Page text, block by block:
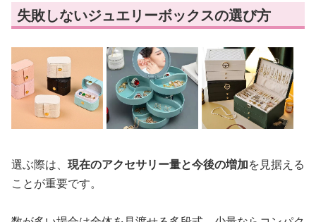
失敗しないジュエリーボックスの選び方
選ぶ際は、 現在のアクセサリー量と今後の増加を見据える
ことが重要です。